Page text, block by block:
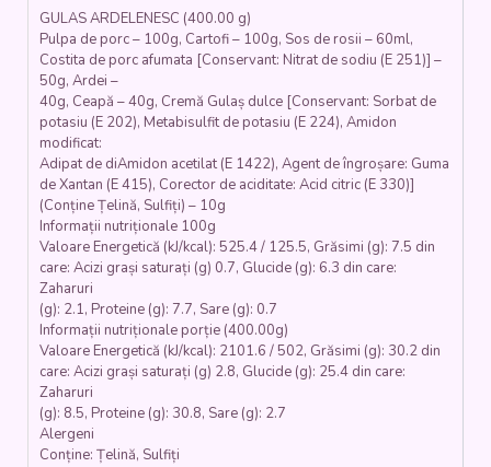
ceapa,
ardei,
morcovi,
chimen,
boia,
condimente)
350gr.
GULAS ARDELENESC (400.00 g)
Pulpa de porc – 100g, Cartofi – 100g, Sos de rosii – 60ml,
Costita de porc afumata [Conservant: Nitrat de sodiu (E 251)] –
50g, Ardei –
40g, Ceapă – 40g, Cremă Gulaș dulce [Conservant: Sorbat de
potasiu (E 202), Metabisulfit de potasiu (E 224), Amidon
modificat:
Adipat de diAmidon acetilat (E 1422), Agent de îngroșare: Guma
de Xantan (E 415), Corector de aciditate: Acid citric (E 330)]
(Conține Țelină, Sulfiți) – 10g
Informații nutriționale 100g
Valoare Energetică (kJ/kcal): 525.4 / 125.5, Grăsimi (g): 7.5 din
care: Acizi grași saturați (g) 0.7, Glucide (g): 6.3 din care:
Zaharuri
(g): 2.1, Proteine (g): 7.7, Sare (g): 0.7
Informații nutriționale porție (400.00g)
Valoare Energetică (kJ/kcal): 2101.6 / 502, Grăsimi (g): 30.2 din
care: Acizi grași saturați (g) 2.8, Glucide (g): 25.4 din care:
Zaharuri
(g): 8.5, Proteine (g): 30.8, Sare (g): 2.7
Alergeni
Conține: Țelină, Sulfiți